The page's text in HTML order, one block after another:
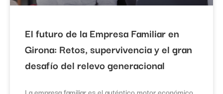
El futuro de la Empresa Familiar en
Girona: Retos, supervivencia y el gran
desafío del relevo generacional